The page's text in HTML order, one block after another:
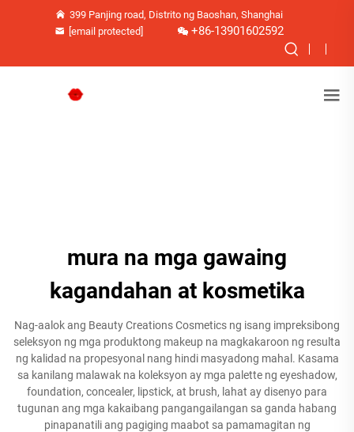
399 Panjing road, Distrito ng Baoshan, Shanghai
[email protected]
+86-13901602592
mura na mga gawaing
kagandahan at kosmetika
Nag-aalok ang Beauty Creations Cosmetics ng isang impreksibong
seleksyon ng mga produktong makeup na magkakaroon ng resulta
ng kalidad na propesyonal nang hindi masyadong mahal. Kasama
sa kanilang malawak na koleksyon ay mga palette ng eyeshadow,
foundation, concealer, lipstick, at brush, lahat ay disenyo para
tugunan ang mga kakaibang pangangailangan sa ganda habang
pinapanatili ang pagiging maabot sa pamamagitan ng